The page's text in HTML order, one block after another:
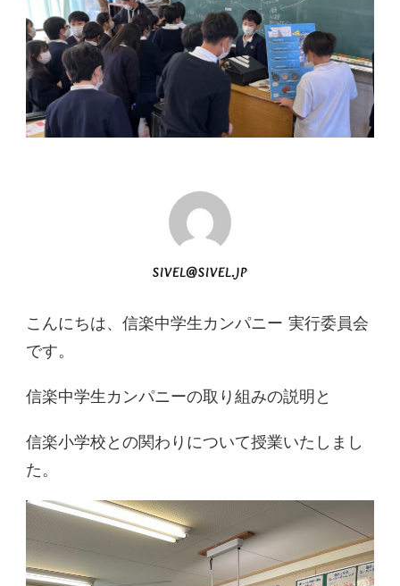
SIVEL@SIVEL.JP
こんにちは、信楽中学生カンパニー 実行委員会
です。
信楽中学生カンパニーの取り組みの説明と
信楽小学校との関わりについて授業いたしまし
た。